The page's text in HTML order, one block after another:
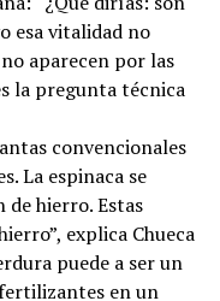
esa vitalidad no
aparecen por las
la pregunta técnica
convencionales
La espinaca se
hierro. Estas
explica Chueca
puede a ser un
en un